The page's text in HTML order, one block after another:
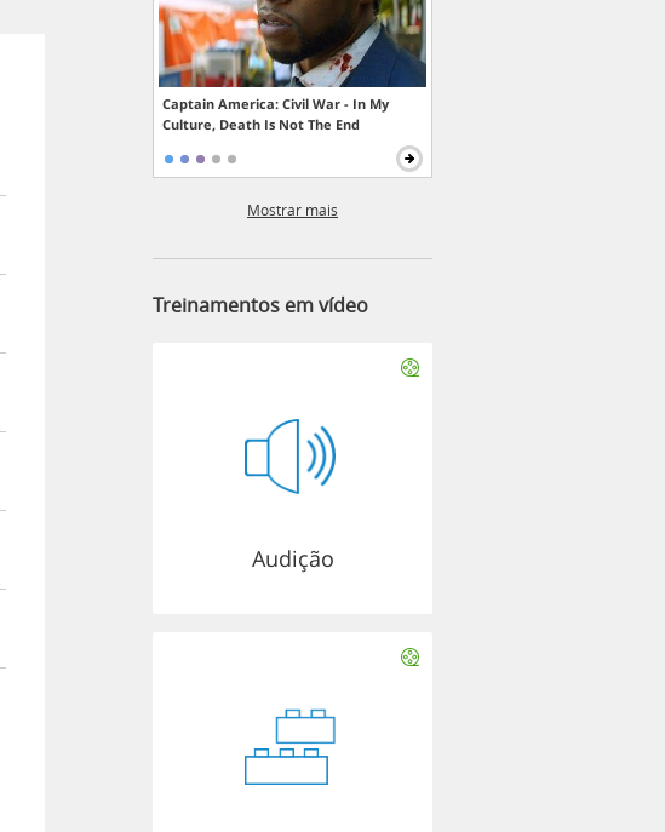
Captain America: Civil War - In My
Culture, Death Is Not The End
Mostrar mais
Treinamentos em vídeo
Audição